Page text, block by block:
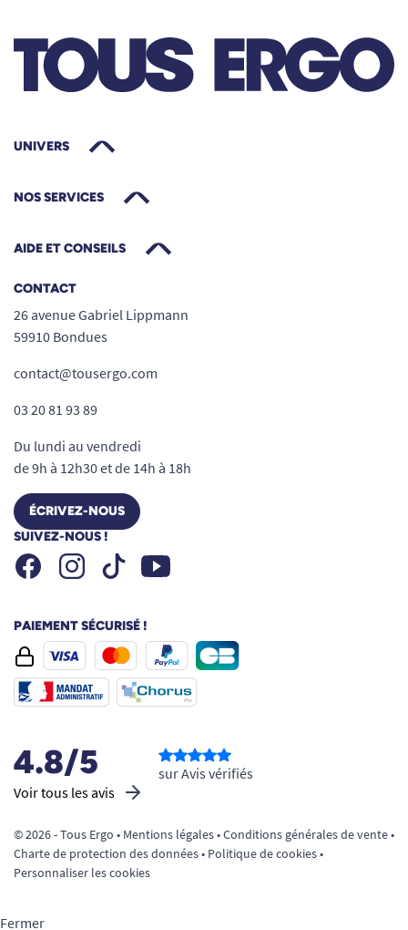
UNIVERS
NOS SERVICES
AIDE ET CONSEILS
CONTACT
26 avenue Gabriel Lippmann
59910 Bondues
contact@tousergo.com
03 20 81 93 89
Du lundi au vendredi
de 9h à 12h30 et de 14h à 18h
ÉCRIVEZ-NOUS
SUIVEZ-NOUS !
FacebookInstagramTiktok Youtube
PAIEMENT SÉCURISÉ !
4.8/5
Voir tous les avis
sur Avis vérifiés
© 2026 - Tous Ergo • Mentions légales•Conditions générales de vente•
Charte de protection des données• Politique de cookies•
Personnaliser les cookies
Fermer